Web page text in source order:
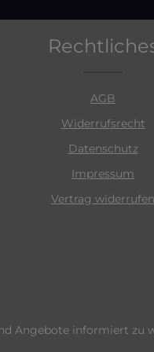
AGB
Widerrufsrecht
Datenschutz
Impressum
Vertrag widerrufen
Angebote informiert zu